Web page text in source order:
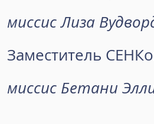
миссис Лиза
Заместитель
миссис Бетани